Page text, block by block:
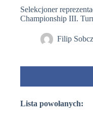
Selekcjoner
Championship III.
Filip
Lista powołanych: